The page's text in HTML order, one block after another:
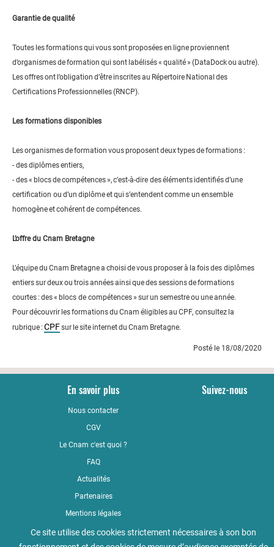
Garantie de qualité
Toutes les formations qui vous sont proposées en ligne proviennent
d’organismes de formation qui sont labélisés « qualité » (DataDock ou autre).
Les offres ont l’obligation d’être inscrites au Répertoire National des
Certifications Professionnelles (RNCP).
Les formations disponibles
Les organismes de formation vous proposent deux types de formations :
- des diplômes entiers,
- des « blocs de compétences », c’est-à-dire des éléments identifiés d’une
certification ou d’un diplôme et qui s’entendent comme un ensemble
homogène et cohérent de compétences.
L’offre du Cnam Bretagne
L’équipe du Cnam Bretagne a choisi de vous proposer à la fois des diplômes
entiers sur deux ou trois années ainsi que des sessions de formations
courtes : des « blocs de compétences » sur un semestre ou une année.
Pour découvrir les formations du Cnam éligibles au CPF, consultez la
rubrique : CPFsur le site internet du Cnam Bretagne.
Posté le 18/08/2020
En savoir plus
Nous contacter
CGV
Le Cnam c'est quoi ?
FAQ
Actualités
Partenaires
Mentions légales
Qualité
Suivez-nous
Ce site utilise des cookies strictement nécessaires à son bon